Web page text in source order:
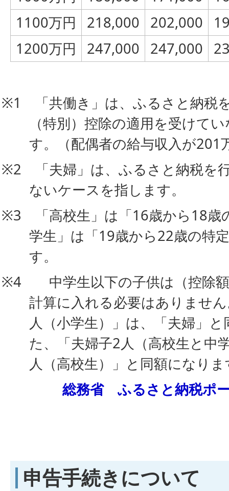
1100万円
218,000 202,000
1200万円
247,000 247,000
※1 「共働き」は、ふるさと納税
（特別）控除の適用を受けて
す。（配偶者の給与収入が201
※2 「夫婦」は、ふるさと納税を
ないケースを指します。
※3 「高校生」は「16歳から18歳
学生」は「19歳から22歳の特
す。
※4 中学生以下の子供は（控除額
計算に入れる必要はありませ
人（小学生）」は、「夫婦」
た、「夫婦子2人（高校生と中
人（高校生）」と同額になり
総務省 ふるさと納税ポ
申告手続きについて